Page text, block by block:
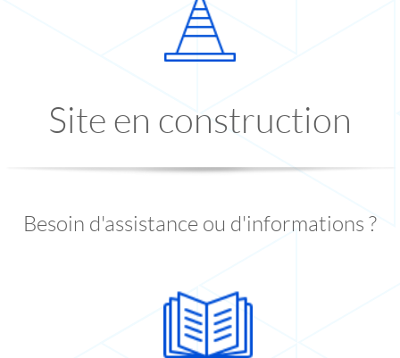
Site en construction
Besoin d'assistance ou d'informations ?